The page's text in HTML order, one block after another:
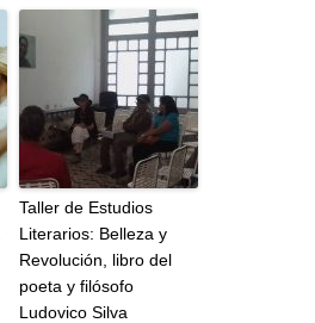
Taller de Estudios
Literarios: Belleza y
Revolución, libro del
poeta y filósofo
Ludovico Silva